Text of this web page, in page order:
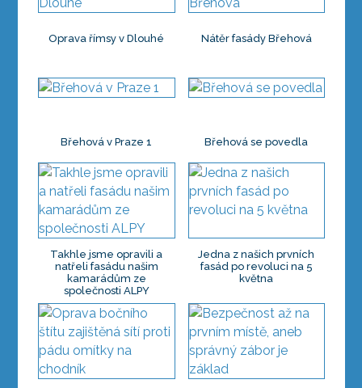
Oprava římsy v Dlouhé Nátěr fasády Břehová
Břehová v Praze 1 Břehová se povedla
Takhle jsme opravili a
natřeli fasádu našim
kamarádům ze
společnosti ALPY
Jedna z našich prvních
fasád po revoluci na 5
května